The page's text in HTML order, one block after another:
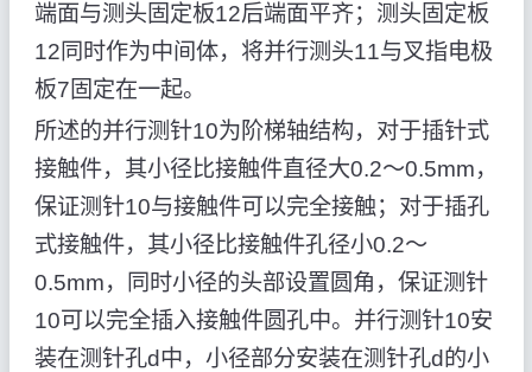
端面与测头固定板12后端面平齐；测头固定板
12同时作为中间体，将并行测头11与叉指电极
板7固定在一起。
所述的并行测针10为阶梯轴结构，对于插针式
接触件，其小径比接触件直径大0.2～0.5mm，
保证测针10与接触件可以完全接触；对于插孔
式接触件，其小径比接触件孔径小0.2～
0.5mm，同时小径的头部设置圆角，保证测针
10可以完全插入接触件圆孔中。并行测针10安
装在测针孔d中，小径部分安装在测针孔d的小